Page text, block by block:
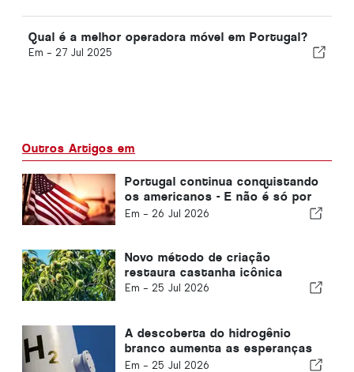
Qual é a melhor operadora móvel em Portugal?
Em - 27 Jul 2025
Outros Artigos em
Portugal continua conquistando
os americanos - E não é só por
causa do sol
Em - 26 Jul 2026
Novo método de criação
restaura castanha icônica
Em - 25 Jul 2026
A descoberta do hidrogênio
branco aumenta as esperanças
de energia limpa
Em - 25 Jul 2026